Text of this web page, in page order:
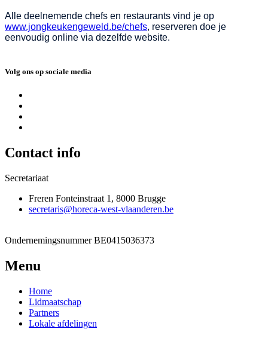
Alle deelnemende chefs en restaurants vind je op
www.jongkeukengeweld.be/chefs, reserveren doe je
eenvoudig online via dezelfde website.
Volg ons op sociale media
Contact info
Secretariaat
Freren Fonteinstraat 1, 8000 Brugge
secretaris@horeca-west-vlaanderen.be
OndernemingsnummerBE0415036373
Menu
Home
Lidmaatschap
Partners
Lokale afdelingen